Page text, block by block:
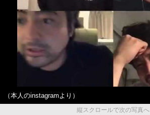
（本人のinstagramより）
縦スクロールで次の写真へ